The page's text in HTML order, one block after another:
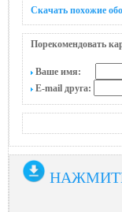
Скачать похожие
Порекомендовать
Ваше имя:
E-mail друга: